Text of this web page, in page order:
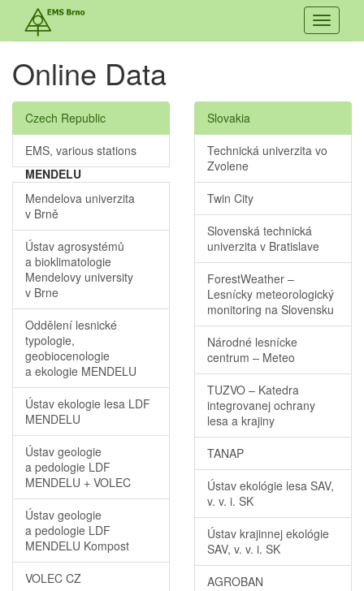
Toggle
Online Data
Czech Republic
EMS, various stations
MENDELU
Mendelova univerzita
v Brně
Ústav agrosystémů
a bioklimatologie
Mendelovy university
v Brne
Oddělení lesnické
typologie,
geobiocenologie
a ekologie MENDELU
Ústav ekologie lesa LDF
MENDELU
Ústav geologie
a pedologie LDF
MENDELU + VOLEC
Ústav geologie
a pedologie LDF
MENDELU Kompost
VOLEC CZ
Slovakia
Technická univerzita vo
Zvolene
Twin City
Slovenská technická
univerzita v Bratislave
ForestWeather –
Lesnícky meteorologický
monitoring na Slovensku
Národné lesnícke
centrum – Meteo
TUZVO – Katedra
integrovanej ochrany
lesa a krajiny
TANAP
Ústav ekológie lesa SAV,
v. v. i. SK
Ústav krajinnej ekológie
SAV, v. v. i. SK
AGROBAN